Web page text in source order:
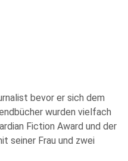
bevor er sich dem
wurden vielfach
Fiction Award und der
seiner Frau und zwei